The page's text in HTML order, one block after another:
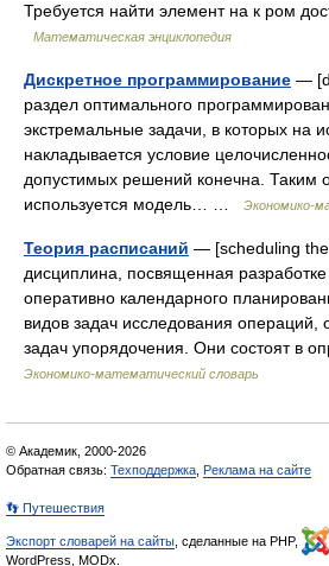
Требуется найти элемент на к ром
Математическая энциклопедия
Дискретное программирование —
раздел оптимального
экстремальные задачи, в которых на
накладывается условие
допустимых решений конечна. Таким
используется модель… …
Экономико-
Теория расписаний — [schedu­ling
дисциплина, посвященная
оперативно календарного
видов задач исследования
задач упорядочения. Они состоят в
Экономико-математический словарь
© Академик, 2000-2026
Обратная связь: Техподдержка Реклама на сайте
👣 Путешествия
Экспорт словарей на сайты , сделанные на PHP,
WordPress, MODx.